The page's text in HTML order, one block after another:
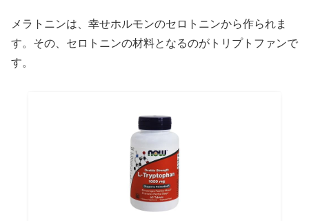
メラトニンは、幸せホルモンのセロトニンから作られま
す。その、セロトニンの材料となるのがトリプトファンで
す。